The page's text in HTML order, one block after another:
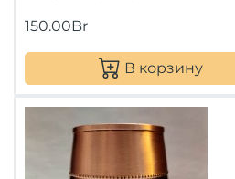
150.00Br
В корзину